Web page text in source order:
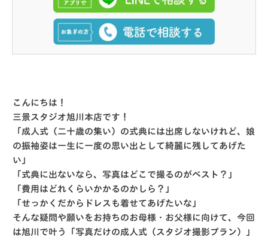
こんにちは！
三景スタジオ旭川本店です！
「成人式（二十歳の集い）の式典には出席しないけれど、娘
の振袖姿は一生に一度の思い出として綺麗に残してあげた
い」
「式典に出ないなら、写真はどこで撮るのがベスト？」
「費用はどれくらいかかるのかしら？」
「せっかくだからドレスも着せてあげたいな」
そんな疑問や願いをお持ちのお母様・お父様に向けて、今回
は旭川で叶う「写真だけの成人式（スタジオ撮影プラン）」